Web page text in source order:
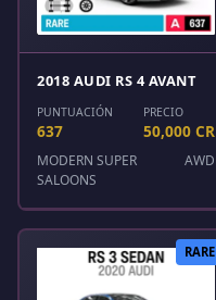
2018 AUDI RS 4 AVANT
PUNTUACIÓN
637
PRECIO
50,000 CR
MODERN SUPER
SALOONS
AWD
RARE